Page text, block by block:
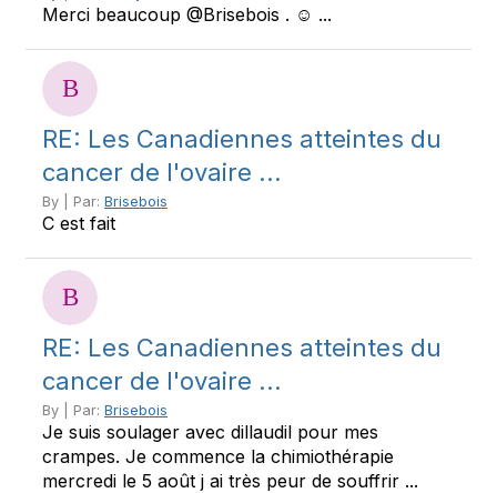
Merci beaucoup @Brisebois . ☺️ ...
RE: Les Canadiennes atteintes du
cancer de l'ovaire ...
By | Par: Brisebois
C est fait
RE: Les Canadiennes atteintes du
cancer de l'ovaire ...
By | Par: Brisebois
Je suis soulager avec dillaudil pour mes
crampes. Je commence la chimiothérapie
mercredi le 5 août j ai très peur de souffrir ...